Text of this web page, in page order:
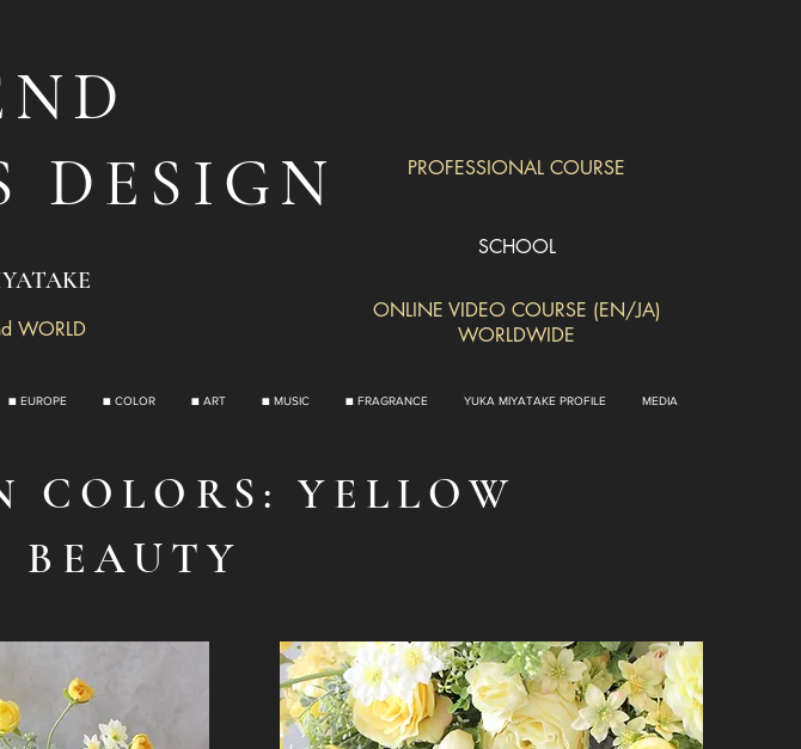
DESIGN
WORLD
PROFESSIONAL COURSE
SCHOOL
ONLINE VIDEO COURSE (EN/JA)
WORLDWIDE
■ EUROPE ■ COLOR ■ ART ■ MUSIC ■ FRAGRANCE YUKA MIYATAKE PROFILE MEDIA
YELLOW
BEAUTY